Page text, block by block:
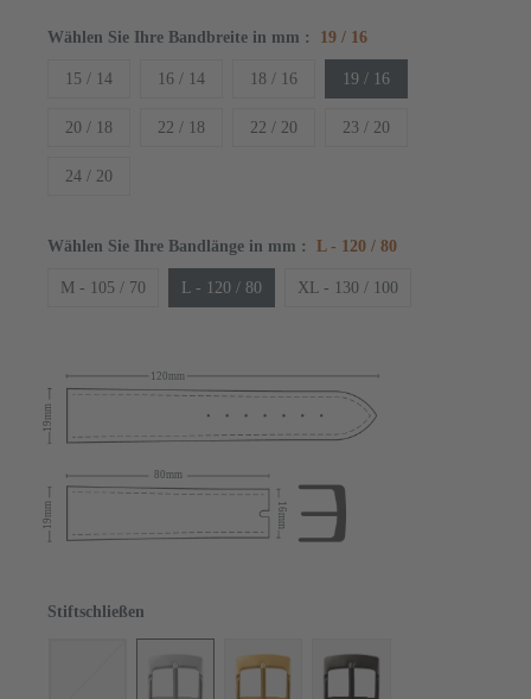
Wählen Sie Ihre Bandbreite in mm : 19 / 16
15 / 14 16 / 14 18 / 16 19 / 16
20 / 18 22 / 18 22 / 20 23 / 20
24 / 20
Wählen Sie Ihre Bandlänge in mm : L - 120 / 80
M - 105 / 70 L - 120 / 80 XL - 130 / 100
120mm
19mm
19mm 16mm
80mm
Stiftschließen